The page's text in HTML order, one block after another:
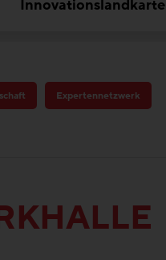
Innovationslandkarte
Expertennetzwerk